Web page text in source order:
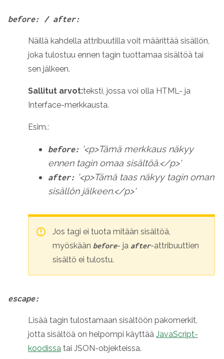
before: / after:
Näillä kahdella attribuutilla voit määrittää sisällön,
joka tulostuu ennen tagin tuottamaa sisältöä tai
sen jälkeen.
Sallitut arvot:teksti, jossa voi olla HTML- ja
Interface-merkkausta.
Esim.:
before: '<p>Tämä merkkaus näkyy
ennen tagin omaa sisältöä.</p>'
after: '<p>Tämä taas näkyy tagin oman
sisällön jälkeen.</p>'
Jos tagi ei tuota mitään sisältöä,
myöskään before- ja after-attribuuttien
sisältö ei tulostu.
escape:
Lisää tagin tulostamaan sisältöön pakomerkit,
jotta sisältöä on helpompi käyttää JavaScript-
koodissa tai JSON-objekteissa.